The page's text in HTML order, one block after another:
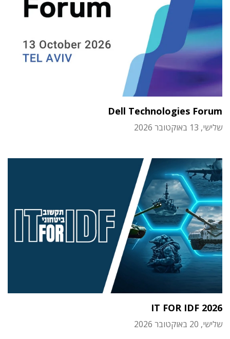
Dell Technologies Forum
שלישי, 13 באוקטובר 2026
IT FOR IDF 2026
שלישי, 20 באוקטובר 2026